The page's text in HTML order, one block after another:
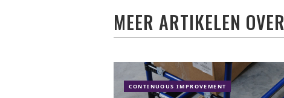
MEER ARTIKELEN OVER
CONTINUOUS IMPROVEMENT